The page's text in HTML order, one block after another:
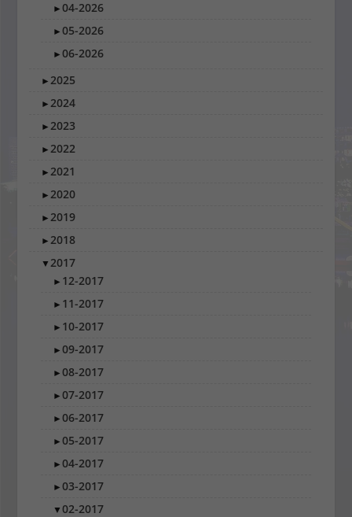
►04-2026
►05-2026
►06-2026
►2025
►2024
►2023
►2022
►2021
►2020
►2019
►2018
▼2017
► 12-2017
► 11-2017
► 10-2017
►09-2017
►08-2017
►07-2017
►06-2017
►05-2017
►04-2017
►03-2017
▼02-2017